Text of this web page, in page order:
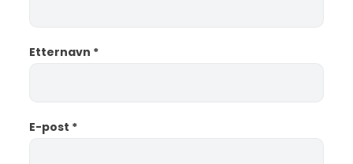
Etternavn *
E-post *